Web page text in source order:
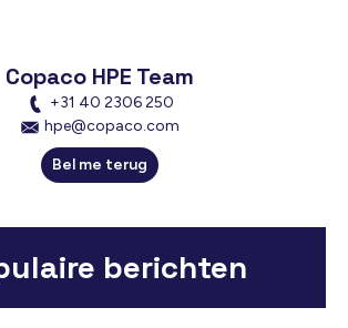
Copaco HPE Team
+31 40 2306 250
hpe@copaco.com
Bel me terug
berichten